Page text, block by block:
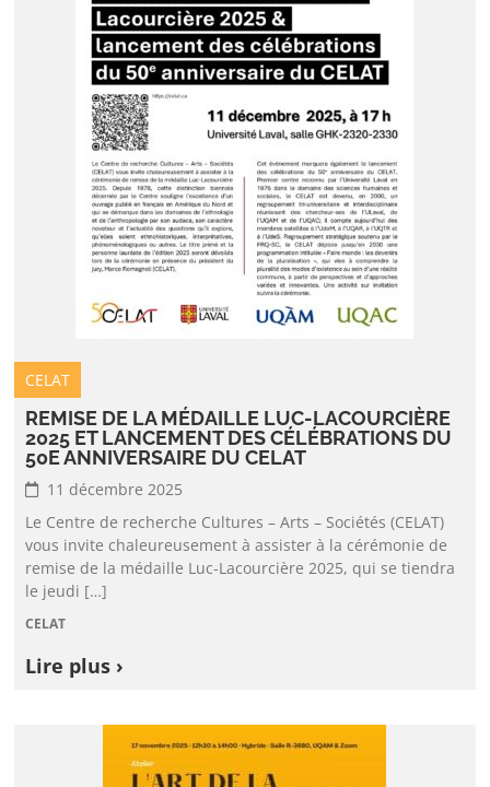
CELAT
REMISE DE LA MÉDAILLE LUC-LACOURCIÈRE
2025 ET LANCEMENT DES CÉLÉBRATIONS DU
50E ANNIVERSAIRE DU CELAT
11 décembre 2025
Le Centre de recherche Cultures – Arts – Sociétés (CELAT)
vous invite chaleureusement à assister à la cérémonie de
remise de la médaille Luc-Lacourcière 2025, qui se tiendra
le jeudi […]
CELAT
Lire plus ›